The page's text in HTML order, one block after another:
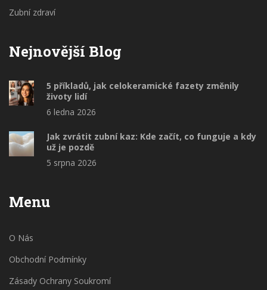
Zubní zdraví
Nejnovější Blog
5 příkladů, jak celokeramické fazety změnily
životy lidí
6 ledna 2026
Jak zvrátit zubní kaz: Kde začít, co funguje a kdy
už je pozdě
5 srpna 2026
Menu
O Nás
Obchodní Podmínky
Zásady Ochrany Soukromí